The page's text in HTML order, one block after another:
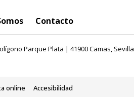
Contacto
Parque Plata | 41900 Camas, Sevilla
online Accesibilidad